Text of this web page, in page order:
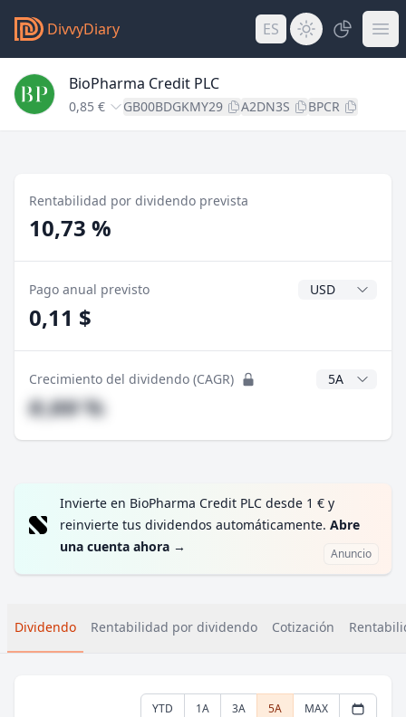
DivvyDiary ES
BioPharma Credit PLC
0,85 € GB00BDGKMY29 A2DN3S BPCR
Rentabilidad por dividendo prevista
10,73 %
Pago anual previsto Divisa del
0,11 $
Crecimiento del dividendo (CAGR) Años CAGR
#,## %
Invierte en BioPharma Credit PLC desde 1 € y
reinvierte tus dividendos automáticamente. Abre
una cuenta ahora → Anuncio
Dividendo Rentabilidad por dividendo Cotización
YTD 1A 3A 5A MAX